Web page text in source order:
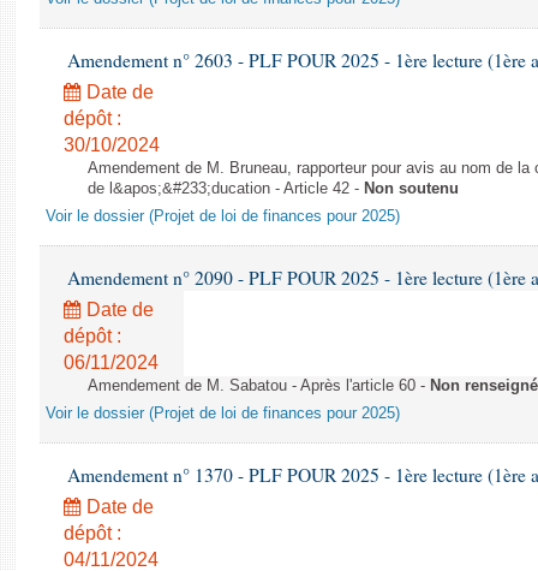
Comptes rendus des débats
Amendement n° 2603 - PLF POUR 2025 - 1ère lecture (1ère
Date de
dépôt :
30/10/2024
Amendement de M. Bruneau, rapporteur pour avis au nom de
de l&apos;&#233;ducation - Article 42 - Non soutenu
Voir le dossier (Projet de loi de finances pour 2025)
Amendement n° 2090 - PLF POUR 2025 - 1ère lecture (1ère
Date de
dépôt :
06/11/2024
Amendement de M. Sabatou - Après l'article 60 - Non renseigné
Voir le dossier (Projet de loi de finances pour 2025)
Amendement n° 1370 - PLF POUR 2025 - 1ère lecture (1ère
Date de
dépôt :
04/11/2024